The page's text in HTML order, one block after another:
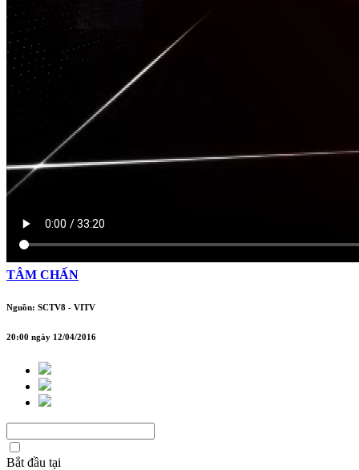
TÂM CHẤN
Nguồn: SCTV8 - VITV
20:00 ngày 12/04/2016
Bắt đầu tại